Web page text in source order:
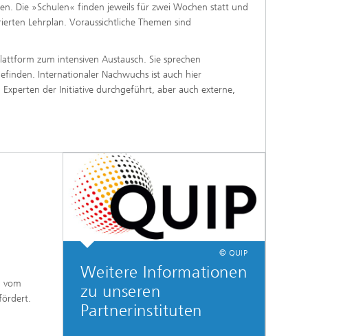
Die »Schulen« finden jeweils für zwei Wochen statt und
Lehrplan. Voraussichtliche Themen sind
zum intensiven Austausch. Sie sprechen
Internationaler Nachwuchs ist auch hier
der Initiative durchgeführt, aber auch externe,
vom
© QUIP
Weitere Informationen
zu unseren
Partnerinstituten